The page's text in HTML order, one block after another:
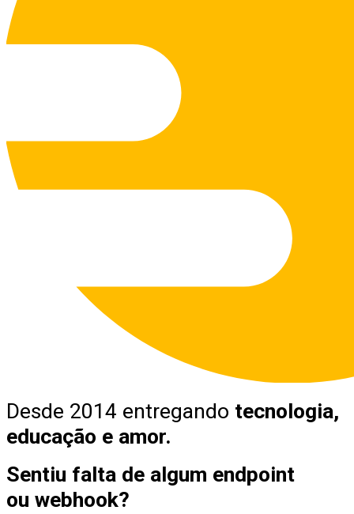
Desde 2014 entregando tecnologia,
educação e amor.
Sentiu falta de algum endpoint
ou webhook?